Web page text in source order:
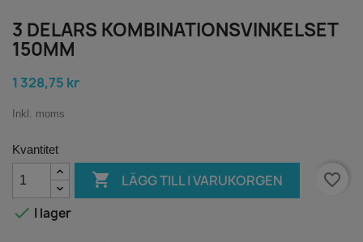
3 DELARS KOMBINATIONSVINKELSET
150MM
1 328,75 kr
Inkl. moms
Kvantitet
 LÄGG TILL I VARUKORGEN
favorite_border
 I lager